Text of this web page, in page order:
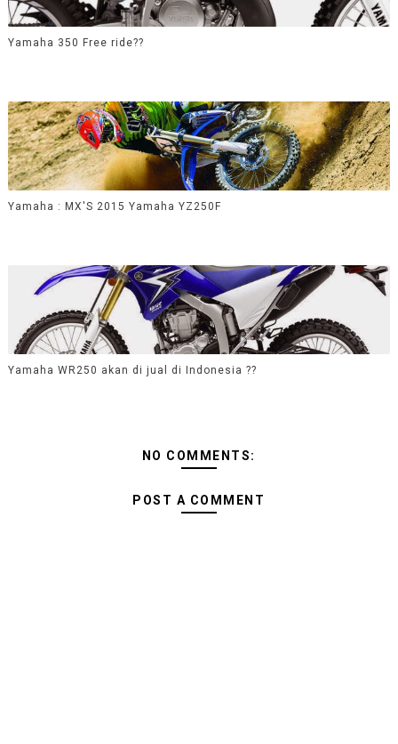
Yamaha 350 Free ride??
Yamaha : MX'S 2015 Yamaha YZ250F
Yamaha WR250 akan di jual di Indonesia ??
NO COMMENTS:
POST A COMMENT